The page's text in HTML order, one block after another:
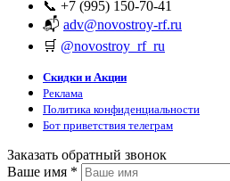
📞 +7 (995) 150-70-41
📬 adv@novostroy-rf.ru
🛒 @novostroy_rf_ru
Скидки и Акции
Реклама
Политика конфиденциальности
Бот приветствия телеграм
Заказать обратный звонок
Ваше имя *